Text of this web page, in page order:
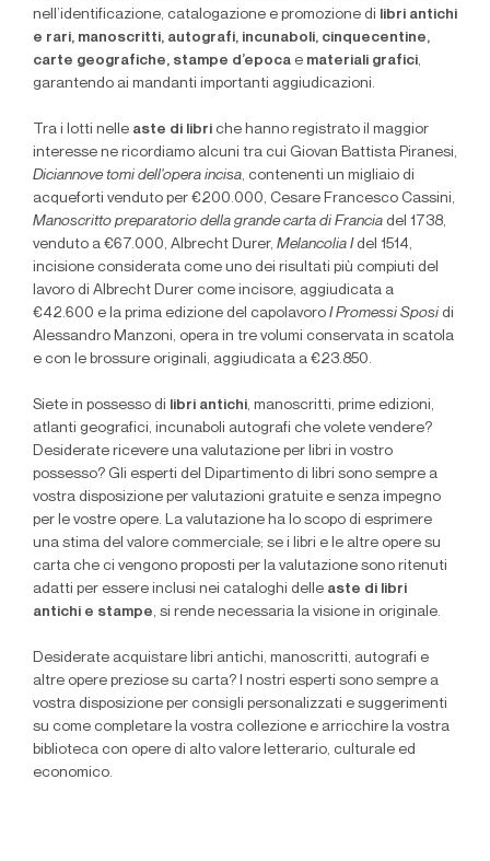
nell’identificazione, catalogazione e promozione di libri antichi
e rari, manoscritti, autografi, incunaboli, cinquecentine,
carte geografiche, stampe d’epoca e materiali grafici,
garantendo ai mandanti importanti aggiudicazioni.
Tra i lotti nelle aste di libri che hanno registrato il maggior
interesse ne ricordiamo alcuni tra cui Giovan Battista Piranesi,
Diciannove tomi dell'opera incisa, contenenti un migliaio di
acqueforti venduto per €200.000, Cesare Francesco Cassini,
Manoscritto preparatorio della grande carta di Francia del 1738,
venduto a €67.000, Albrecht Durer, Melancolia Idel 1514,
incisione considerata come uno dei risultati più compiuti del
lavoro di Albrecht Durer come incisore, aggiudicata a
€42.600 e la prima edizione del capolavoro I Promessi Sposi di
Alessandro Manzoni, opera in tre volumi conservata in scatola
e con le brossure originali, aggiudicata a €23.850.
Siete in possesso di libri antichi, manoscritti, prime edizioni,
atlanti geografici, incunaboli autografi che volete vendere?
Desiderate ricevere una valutazione per libri in vostro
possesso? Gli esperti del Dipartimento di libri sono sempre a
vostra disposizione per valutazioni gratuite e senza impegno
per le vostre opere. La valutazione ha lo scopo di esprimere
una stima del valore commerciale; se i libri e le altre opere su
carta che ci vengono proposti per la valutazione sono ritenuti
adatti per essere inclusi nei cataloghi delle aste di libri
antichi e stampe, si rende necessaria la visione in originale.
Desiderate acquistare libri antichi, manoscritti, autografi e
altre opere preziose su carta? I nostri esperti sono sempre a
vostra disposizione per consigli personalizzati e suggerimenti
su come completare la vostra collezione e arricchire la vostra
biblioteca con opere di alto valore letterario, culturale ed
economico.